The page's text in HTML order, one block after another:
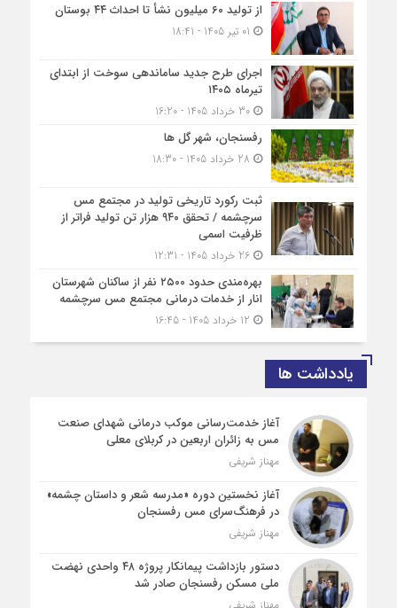
از تولید ۶۰ میلیون نشأ تا احداث ۴۴ بوستان
اجرای طرح جدید ساماندهی سوخت از ابتدای
تیرماه ۱۴۰۵
30 خرداد 1405 - 16:20
رفسنجان، شهر گل ها
ثبت رکورد تاریخی تولید در مجتمع مس
سرچشمه / تحقق ۹۴۰ هزار تن تولید فراتر از
ظرفیت اسمی
26 خرداد 1405 - 12:31
بهره‌مندی حدود ۲۵۰۰‌ نفر از ساکنان شهرستان
انار از خدمات درمانی مجتمع مس سرچشمه
یادداشت ها
آغاز خدمت‌رسانی موکب درمانی شهدای صنعت
مس به زائران اربعین در کربلای معلی
مهناز شریفی
آغاز نخستین دوره «مدرسه شعر و داستان چشمه»
در فرهنگ‌سرای مس رفسنجان
مهناز شریفی
دستور بازداشت پیمانکار پروژه ۴۸ واحدی نهضت
ملی مسکن رفسنجان صادر شد